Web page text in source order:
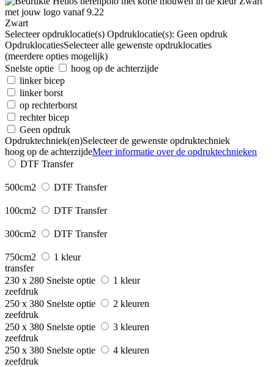
Zwart
Selecteer opdruklocatie(s) Opdruklocatie(s): Geen opdruk
OpdruklocatiesSelecteer alle gewenste opdruklocaties
(meerdere opties mogelijk)
Snelste optie
hoog op de achterzijde
linker bicep
linker borst
op rechterborst
rechter bicep
Geen opdruk
Opdruktechniek(en)Selecteer de gewenste opdruktechniek
hoog op de achterzijdeMeer informatie over de opdruktechnieken
DTF Transfer
500cm2 DTF Transfer
100cm2 DTF Transfer
300cm2 DTF Transfer
750cm2
1 kleur
transfer
230 x 280 Snelste optie
1 kleur
zeefdruk
250 x 380 Snelste optie
2 kleuren
zeefdruk
250 x 380 Snelste optie
3 kleuren
zeefdruk
250 x 380 Snelste optie
4 kleuren
zeefdruk